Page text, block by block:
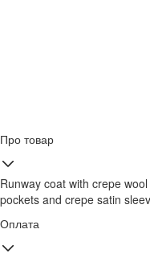
Про товар
Runway coat with crepe
pockets and crepe satin
Оплата